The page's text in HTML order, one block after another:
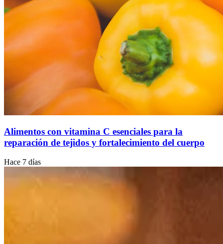
Alimentos con vitamina C esenciales para la
reparación de tejidos y fortalecimiento del cuerpo
Hace 7 días